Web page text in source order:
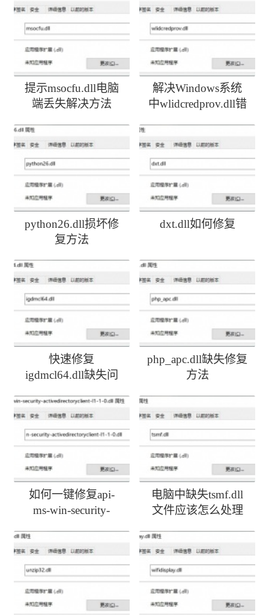
提示msocfu.dll电脑
端丢失解决方法
解决Windows系统
中wlidcredprov.dll错
python26.dll损坏修
复方法
dxt.dll如何修复
快速修复
igdmcl64.dll缺失问
php_apc.dll缺失修复
方法
如何一键修复api-
ms-win-security-
电脑中缺失tsmf.dll
文件应该怎么处理